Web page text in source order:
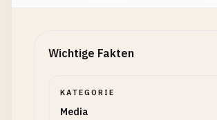
Wichtige Fakten
KATEGORIE
Media